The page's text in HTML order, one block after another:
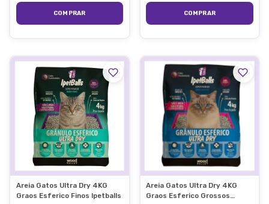
Areia Gatos Ultra Dry 4KG
Graos Esferico Finos Ipetballs
Areia Gatos Ultra Dry 4KG
Graos Esferico Grossos